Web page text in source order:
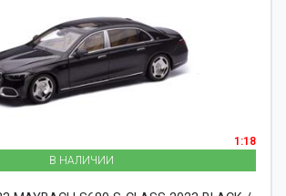
1:18
В НАЛИЧИИ